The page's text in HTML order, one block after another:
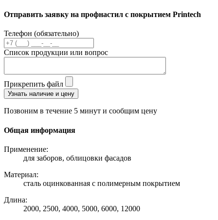
Отправить заявку на профнастил с покрытием Printech
Телефон (обязательно)
Список продукции или вопрос
Прикрепить файл
Узнать наличие и цену
Позвоним в течение 5 минут и сообщим цену
Общая информация
Применение:
для заборов, облицовки фасадов
Материал:
сталь оцинкованная с полимерным покрытием
Длина:
2000, 2500, 4000, 5000, 6000, 12000